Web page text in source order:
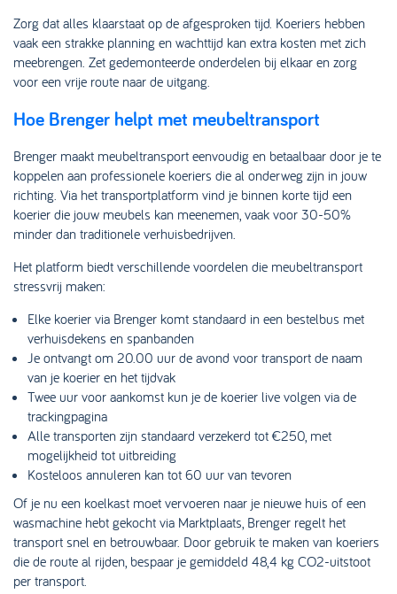
Zorg dat alles klaarstaat op de afgesproken tijd. Koeriers hebben
vaak een strakke planning en wachttijd kan extra kosten met zich
meebrengen. Zet gedemonteerde onderdelen bij elkaar en zorg
voor een vrije route naar de uitgang.
Hoe Brenger helpt met meubeltransport
Brenger maakt meubeltransport eenvoudig en betaalbaar door je te
koppelen aan professionele koeriers die al onderweg zijn in jouw
richting. Via het transportplatform vind je binnen korte tijd een
koerier die jouw meubels kan meenemen, vaak voor 30-50%
minder dan traditionele verhuisbedrijven.
Het platform biedt verschillende voordelen die meubeltransport
stressvrij maken:
Elke koerier via Brenger komt standaard in een bestelbus met
verhuisdekens en spanbanden
Je ontvangt om 20.00 uur de avond voor transport de naam
van je koerier en het tijdvak
Twee uur voor aankomst kun je de koerier live volgen via de
trackingpagina
Alle transporten zijn standaard verzekerd tot €250, met
mogelijkheid tot uitbreiding
Kosteloos annuleren kan tot 60 uur van tevoren
Of je nu een koelkast moet vervoeren naar je nieuwe huis of een
wasmachine hebt gekocht via Marktplaats, Brenger regelt het
transport snel en betrouwbaar. Door gebruik te maken van koeriers
die de route al rijden, bespaar je gemiddeld 48,4 kg CO2-uitstoot
per transport.